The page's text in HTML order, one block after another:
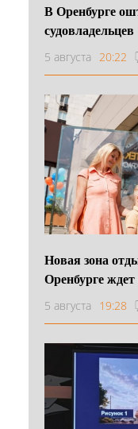
В Оренбурге
судовладельцев
5 августа 20:22
Новая зона
Оренбурге
5 августа 19:28